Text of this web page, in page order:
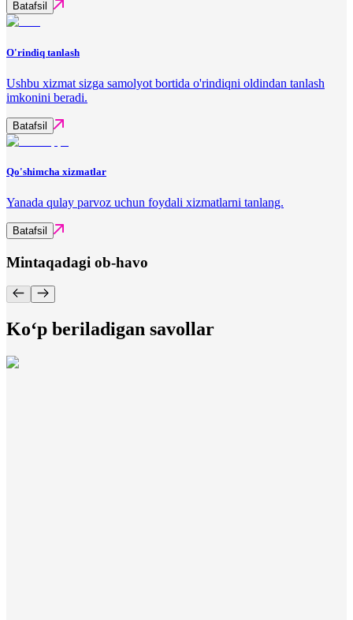
Batafsil
O'rindiq tanlash
Ushbu xizmat sizga samolyot bortida o'rindiqni oldindan tanlash
imkonini beradi.
Batafsil
Qo'shimcha xizmatlar
Yanada qulay parvoz uchun foydali xizmatlarni tanlang.
Batafsil
Mintaqadagi ob-havo
Ko‘p beriladigan savollar